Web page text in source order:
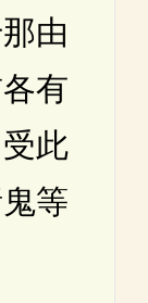
由
有
此
等